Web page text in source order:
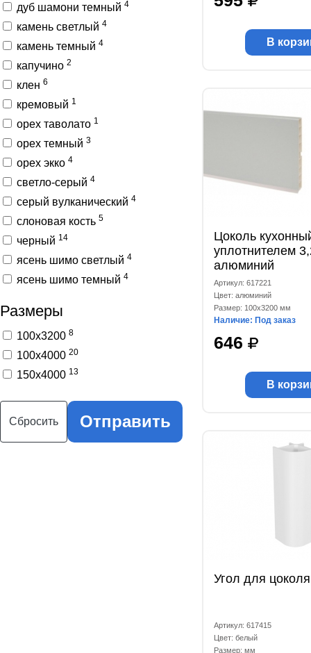
дуб шамони темный 4
камень светлый 4
камень темный 4
капучино 2
клен 6
кремовый 1
орех таволато 1
орех темный 3
орех экко 4
светло-серый 4
серый вулканический 4
слоновая кость 5
черный 14
ясень шимо светлый 4
ясень шимо темный 4
Размеры
100x3200 8
100x4000 20
150x4000 13
Сбросить Отправить
В
Цоколь
уплотнителем
алюминий
Артикул: 617221
Цвет: алюминий
Размер: 100x3200 мм
Наличие: Под заказ
646
В
Угол для
Артикул: 617415
Цвет: белый
Размер: мм